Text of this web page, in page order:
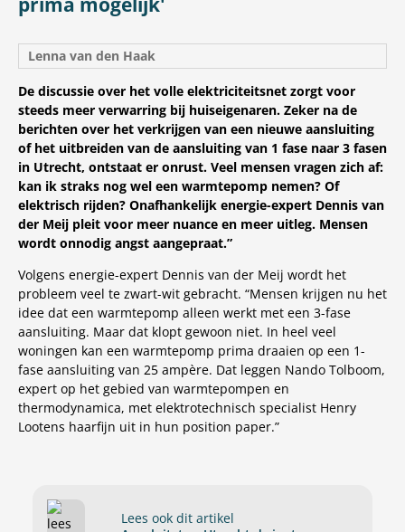
Lenna van den Haak
De discussie over het volle elektriciteitsnet zorgt voor
steeds meer verwarring bij huiseigenaren. Zeker na de
berichten over het verkrijgen van een nieuwe aansluiting
of het uitbreiden van de aansluiting van 1 fase naar 3 fasen
in Utrecht, ontstaat er onrust. Veel mensen vragen zich af:
kan ik straks nog wel een warmtepomp nemen? Of
elektrisch rijden? Onafhankelijk energie-expert Dennis van
der Meij pleit voor meer nuance en meer uitleg. Mensen
wordt onnodig angst aangepraat.”
Volgens energie-expert Dennis van der Meij wordt het
probleem veel te zwart-wit gebracht. “Mensen krijgen nu het
idee dat een warmtepomp alleen werkt met een 3-fase
aansluiting. Maar dat klopt gewoon niet. In heel veel
woningen kan een warmtepomp prima draaien op een 1-
fase aansluiting van 25 ampère. Dat leggen Nando Tolboom,
expert op het gebied van warmtepompen en
thermodynamica, met elektrotechnisch specialist Henry
Lootens haarfijn uit in hun position paper.”
Lees ook dit artikel